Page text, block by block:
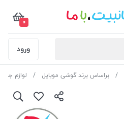
0
ورود
براساس برند گوشی موبایل لوازم